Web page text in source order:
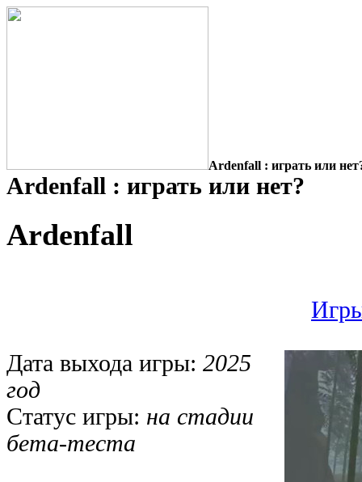
Ardenfall : играть или
Ardenfall : играть или нет?
Ardenfall
Дата выхода игры: 2025
год
Статус игры: на стадии
бета-теста